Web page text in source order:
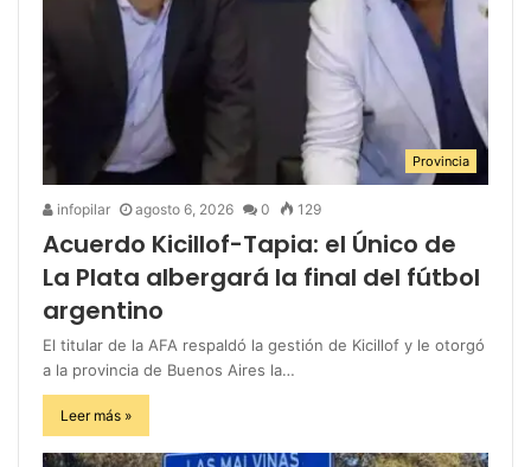
Provincia
infopilar agosto 6, 2026 0 129
Acuerdo Kicillof-Tapia: el Único de
La Plata albergará la final del fútbol
argentino
El titular de la AFA respaldó la gestión de Kicillof y le otorgó
a la provincia de Buenos Aires la…
Leer más »